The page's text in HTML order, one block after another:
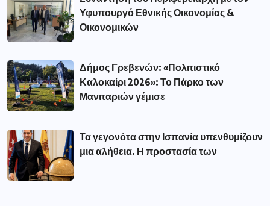
Υφυπουργό Εθνικής Οικονομίας &
Οικονομικών
Δήμος Γρεβενών: «Πολιτιστικό
Καλοκαίρι 2026»: Το Πάρκο των
Μανιταριών γέμισε
Τα γεγονότα στην Ισπανία υπενθυμίζουν
μια αλήθεια. Η προστασία των